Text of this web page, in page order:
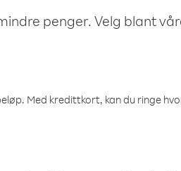
penger. Velg blant
Med kredittkort, kan du ringe